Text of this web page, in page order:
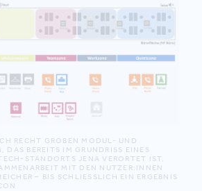
RECHT GROBEN MODUL- UND
DAS BEREITS IM GRUNDRISS EINES
STANDORTS JENA VERORTET IST,
MIT DEN NUTZER:INNEN
– BIS SCHLIESSLICH EIN ERGEBNIS V